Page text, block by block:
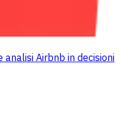
Airbnb in decisioni